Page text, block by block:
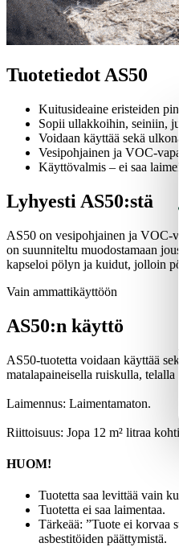
Tuotetiedot AS50
Kuitusideaine eristeiden
Sopii ullakkoihin, seiniin,
Voidaan käyttää sekä
Vesipohjainen ja VOC-
Käyttövalmis – ei saa
Lyhyesti AS50:stä
AS50 on vesipohjainen ja VOC-
on suunniteltu muodostamaan
kapseloi pölyn ja kuidut, jolloin
Vain ammattikäyttöön
AS50:n käyttö
AS50-tuotetta voidaan käyttää
matalapaineisella ruiskulla,
Laimennus: Laimentamaton.
Riittoisuus: Jopa 12 m² litraa
HUOM!
Tuotetta saa levittää vain
Tuotetta ei saa laimentaa.
Tärkeää: ”Tuote ei korvaa
asbestitöiden päättymistä.